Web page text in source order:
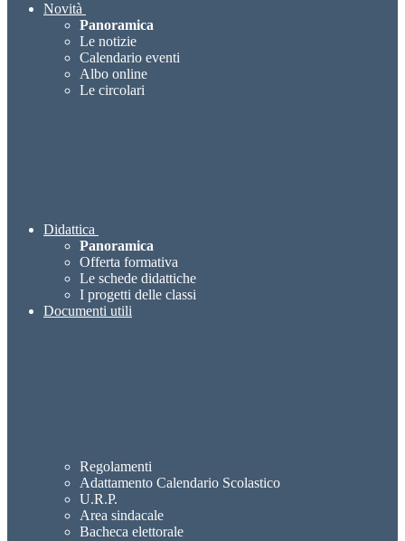
Novità
Panoramica
Le notizie
Calendario eventi
Albo online
Le circolari
Didattica
Panoramica
Offerta formativa
Le schede didattiche
I progetti delle classi
Documenti utili
Regolamenti
Adattamento Calendario Scolastico
U.R.P.
Area sindacale
Bacheca elettorale